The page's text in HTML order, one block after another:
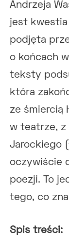
Andrzeja
jest
podjęta
o końcach
teksty
która
ze śmiercią
w teatrze, z
Jarockiego
oczywiście
poezji. To
tego, co
Spis treści: